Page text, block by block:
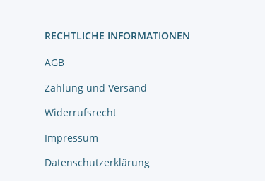
RECHTLICHE INFORMATIONEN
AGB
Zahlung und Versand
Widerrufsrecht
Impressum
Datenschutzerklärung